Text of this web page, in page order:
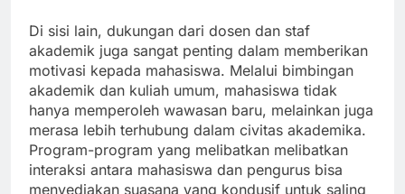
Di sisi lain, dukungan dari dosen dan staf
akademik juga sangat penting dalam memberikan
motivasi kepada mahasiswa. Melalui bimbingan
akademik dan kuliah umum, mahasiswa tidak
hanya memperoleh wawasan baru, melainkan juga
merasa lebih terhubung dalam civitas akademika.
Program-program yang melibatkan melibatkan
interaksi antara mahasiswa dan pengurus bisa
menyediakan suasana yang kondusif untuk saling